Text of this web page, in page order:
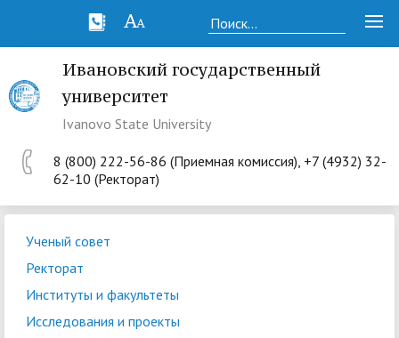
Ивановский государственный
университет
Ivanovo State University
8 (800) 222-56-86 (Приемная комиссия), +7 (4932) 32-
62-10 (Ректорат)
Ученый совет
Ректорат
Институты и факультеты
Исследования и проекты